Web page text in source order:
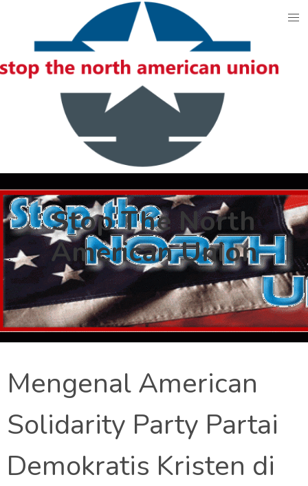
content
Stop The North
American Union
Mengenal American
Solidarity Party Partai
Demokratis Kristen di